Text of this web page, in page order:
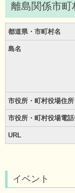
離島関係市町
都道県・市町村名
島名
市役所・町村役場住所
市役所・町村役場電
URL
イベント